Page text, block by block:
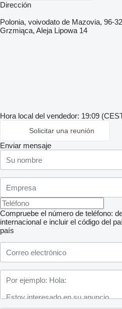
Dirección
Polonia, voivodato de Mazovia, 96-
Grzmiąca, Aleja Lipowa 14
Hora local del vendedor: 19:09
Solicitar una reunión
Enviar mensaje
Compruebe el número de teléfono:
internacional e incluir el código del
país